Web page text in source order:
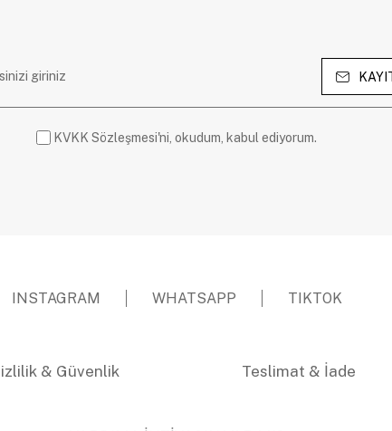
KVKK Sözleşmesi'ni, okudum, kabul ediyorum.
INSTAGRAM WHATSAPP TIKTOK
& Güvenlik Teslimat & İade